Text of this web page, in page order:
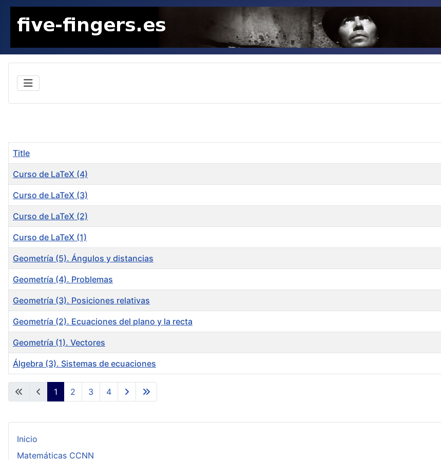
Articles
Title
Curso de LaTeX (4)
Curso de LaTeX (3)
Curso de LaTeX (2)
Curso de LaTeX (1)
Geometría (5). Ángulos y distancias
Geometría (4). Problemas
Geometría (3). Posiciones relativas
Geometría (2). Ecuaciones del plano y la recta
Geometría (1). Vectores
Álgebra (3). Sistemas de ecuaciones
1 2 3 4
Inicio
Matemáticas CCNN